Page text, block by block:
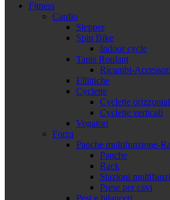
Fitness
Cardio
Stepper
Spin Bike
Indoor cycle
Tapis Roulant
Ricambi-
Ellittiche
Cyclette
Cyclette
Cyclette verticali
Vogatori
Forza
Panche multifunzione-
Panche
Rack
Stazioni
Prese per cavi
Pesi e bilanceri